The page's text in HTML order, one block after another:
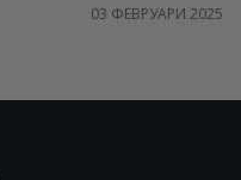
03 ФЕВРУАРИ 2025